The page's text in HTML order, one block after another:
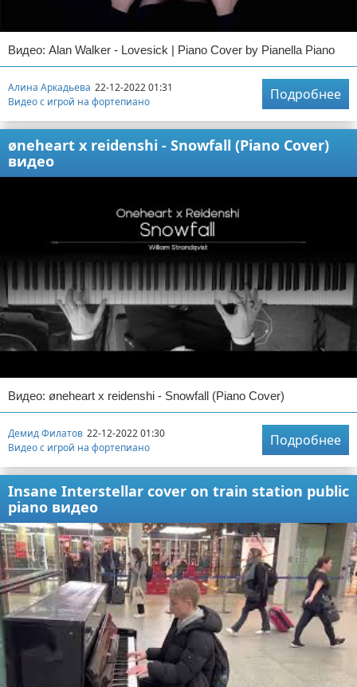
Видео: Alan Walker - Lovesick | Piano Cover by Pianella Piano
Алина Аркадьева 22-12-2022 01:31
Видео с игрой на фортепиано
Подробнее
øneheart x reidenshi - Snowfall (Piano Cover)
видео
Видео: øneheart x reidenshi - Snowfall (Piano Cover)
Демид Филатов 22-12-2022 01:30
Видео с игрой на фортепиано
Подробнее
Insane Interstellar cover on train station public
piano видео